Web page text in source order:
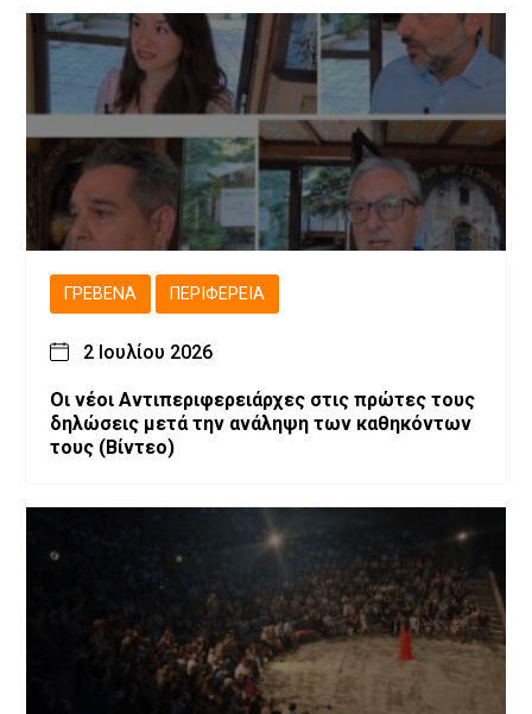
ΓΡΕΒΕΝΆ ΠΕΡΙΦΈΡΕΙΑ
2 Ιουλίου 2026
Οι νέοι Αντιπεριφερειάρχες στις πρώτες τους
δηλώσεις μετά την ανάληψη των καθηκόντων
τους (Βίντεο)